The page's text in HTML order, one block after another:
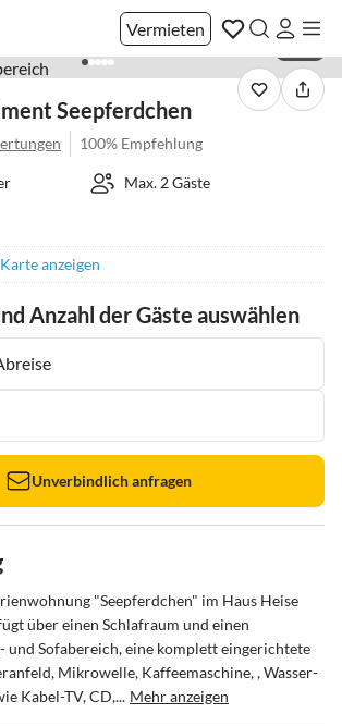
Vermieten
Seepferdchen
100% Empfehlung
Max. 2 Gäste
anzeigen
Anzahl der Gäste auswählen
Unverbindlich anfragen
"Seepferdchen" im Haus Heise
über einen Schlafraum und einen
und Sofabereich, eine komplett eingerichtete
Mikrowelle, Kaffeemaschine, , Wasser-
Kabel-TV, CD,... Mehr anzeigen